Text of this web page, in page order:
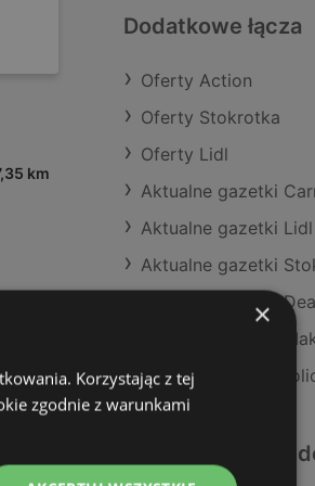
km
Dodatkowe łącza
Oferty Action
Oferty Stokrotka
Oferty Lidl
Aktualne gazetki
Aktualne gazetki Lidl
Aktualne gazetki
Aktualne gazetki
Aktualne gazetki
Sklepy Action w
Podobne sklepy
×
Korzystając z tej
zgodnie z warunkami